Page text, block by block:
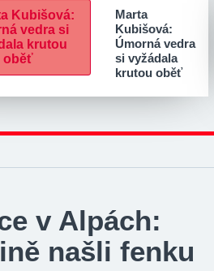
Marta
Kubišová:
Úmorná vedra
si vyžádala
krutou oběť
v Alpách:
našli fenku